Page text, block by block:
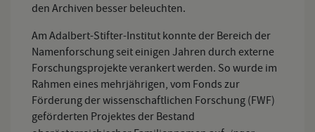
den Archiven besser beleuchten.
Am Adalbert-Stifter-Institut konnte der Bereich der
Namenforschung seit einigen Jahren durch externe
Forschungsprojekte verankert werden. So wurde im
Rahmen eines mehrjährigen, vom Fonds zur
Förderung der wissenschaftlichen Forschung (FWF)
geförderten Projektes der Bestand